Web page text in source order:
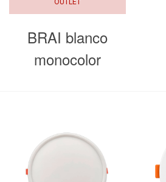
OUTLET
BRAI blanco
monocolor